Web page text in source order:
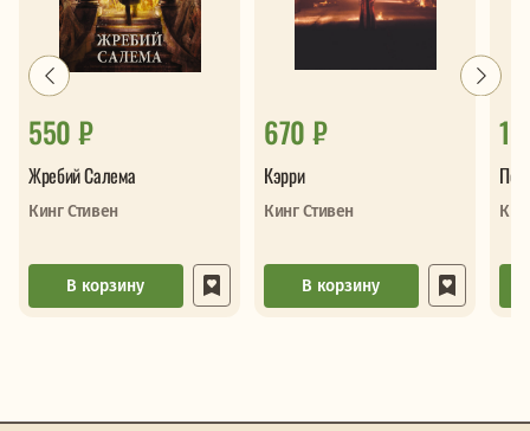
550 ₽
Жребий Салема
Кинг Стивен
В корзину
670 ₽
Кэрри
Кинг Стивен
В корзину
1